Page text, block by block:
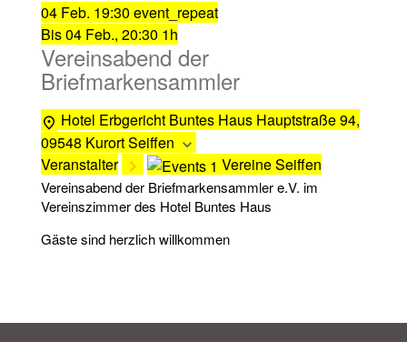
04 Feb. 19:30 event_repeat
Bis04 Feb., 20:30 1h
Vereinsabend der
Briefmarkensammler
Hotel Erbgericht Buntes Haus Hauptstraße 94,
09548 Kurort Seiffen
Veranstalter
Vereine Seiffen
Vereinsabend der Briefmarkensammler e.V. im
Vereinszimmer des Hotel Buntes Haus
Gäste sind herzlich willkommen